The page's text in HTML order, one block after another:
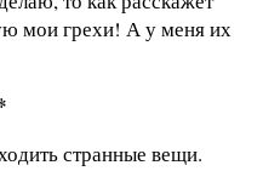
мои грехи! А у меня их
странные вещи.